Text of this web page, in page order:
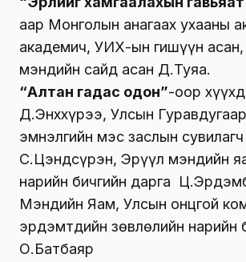
аар Монголын анагаах ухааны
академич, УИХ-ын гишүүн
мэндийн сайд асан Д.Туяа.
“Алтан гадас одон”-оор
Д.Энххүрээ, Улсын
эмнэлгийн мэс заслын сувилагч
С.Цэндсүрэн, Эрүүл мэндийн
нарийн бичгийн дарга
Мэндийн Яам, Улсын онцгой
эрдэмтдийн зөвлөлийн нарийн
О.Батбаяр